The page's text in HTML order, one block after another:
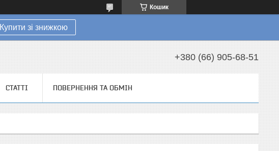
Кошик
Купити зі знижкою
+380 (66) 905-68-51
СТАТТІ ПОВЕРНЕННЯ ТА ОБМІН